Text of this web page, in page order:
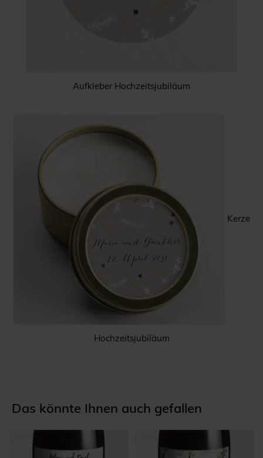
Aufkleber Hochzeitsjubiläum
Kerze
Hochzeitsjubiläum
Das könnte Ihnen auch gefallen